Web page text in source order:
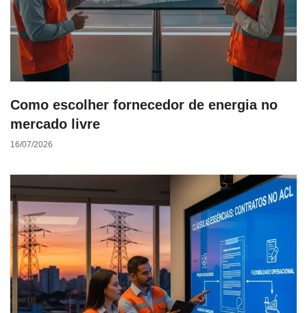
Como escolher fornecedor de energia no
mercado livre
16/07/2026